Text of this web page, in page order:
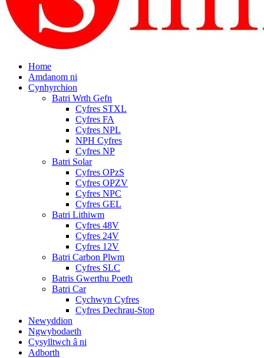
Home
Amdanom ni
Cynhyrchion
Batri Wrth Gefn
Cyfres STXL
Cyfres FA
Cyfres NPL
NPH Cyfres
Cyfres NP
Batri Solar
Cyfres OPzS
Cyfres OPZV
Cyfres NPC
Cyfres GEL
Batri Lithiwm
Cyfres 48V
Cyfres 24V
Cyfres 12V
Batri Carbon Plwm
Cyfres SLC
Batris Gwerthu Poeth
Batri Car
Cychwyn Cyfres
Cyfres Dechrau-Stop
Newyddion
Ngwybodaeth
Cysylltwch â ni
Adborth